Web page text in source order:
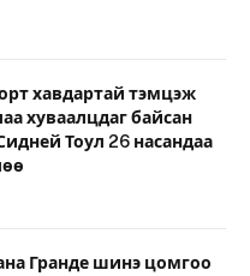
хавдартай тэмцэж
хуваалцдаг байсан
Тоул 26 насандаа
Гранде шинэ цомгоо